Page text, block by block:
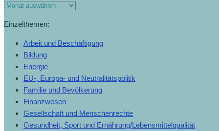
Monats-
Einzelthemen:
Arbeit und Beschäftigung
Bildung
Energie
EU-, Europa- und Neutralitätspolitik
Familie und Bevölkerung
Finanzwesen
Gesellschaft und Menschenrechte
Gesundheit, Sport und Ernährung/Lebensmittelqualität